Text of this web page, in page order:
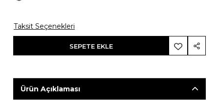
Taksit Seçenekleri
SEPETE EKLE
Ürün Açıklaması